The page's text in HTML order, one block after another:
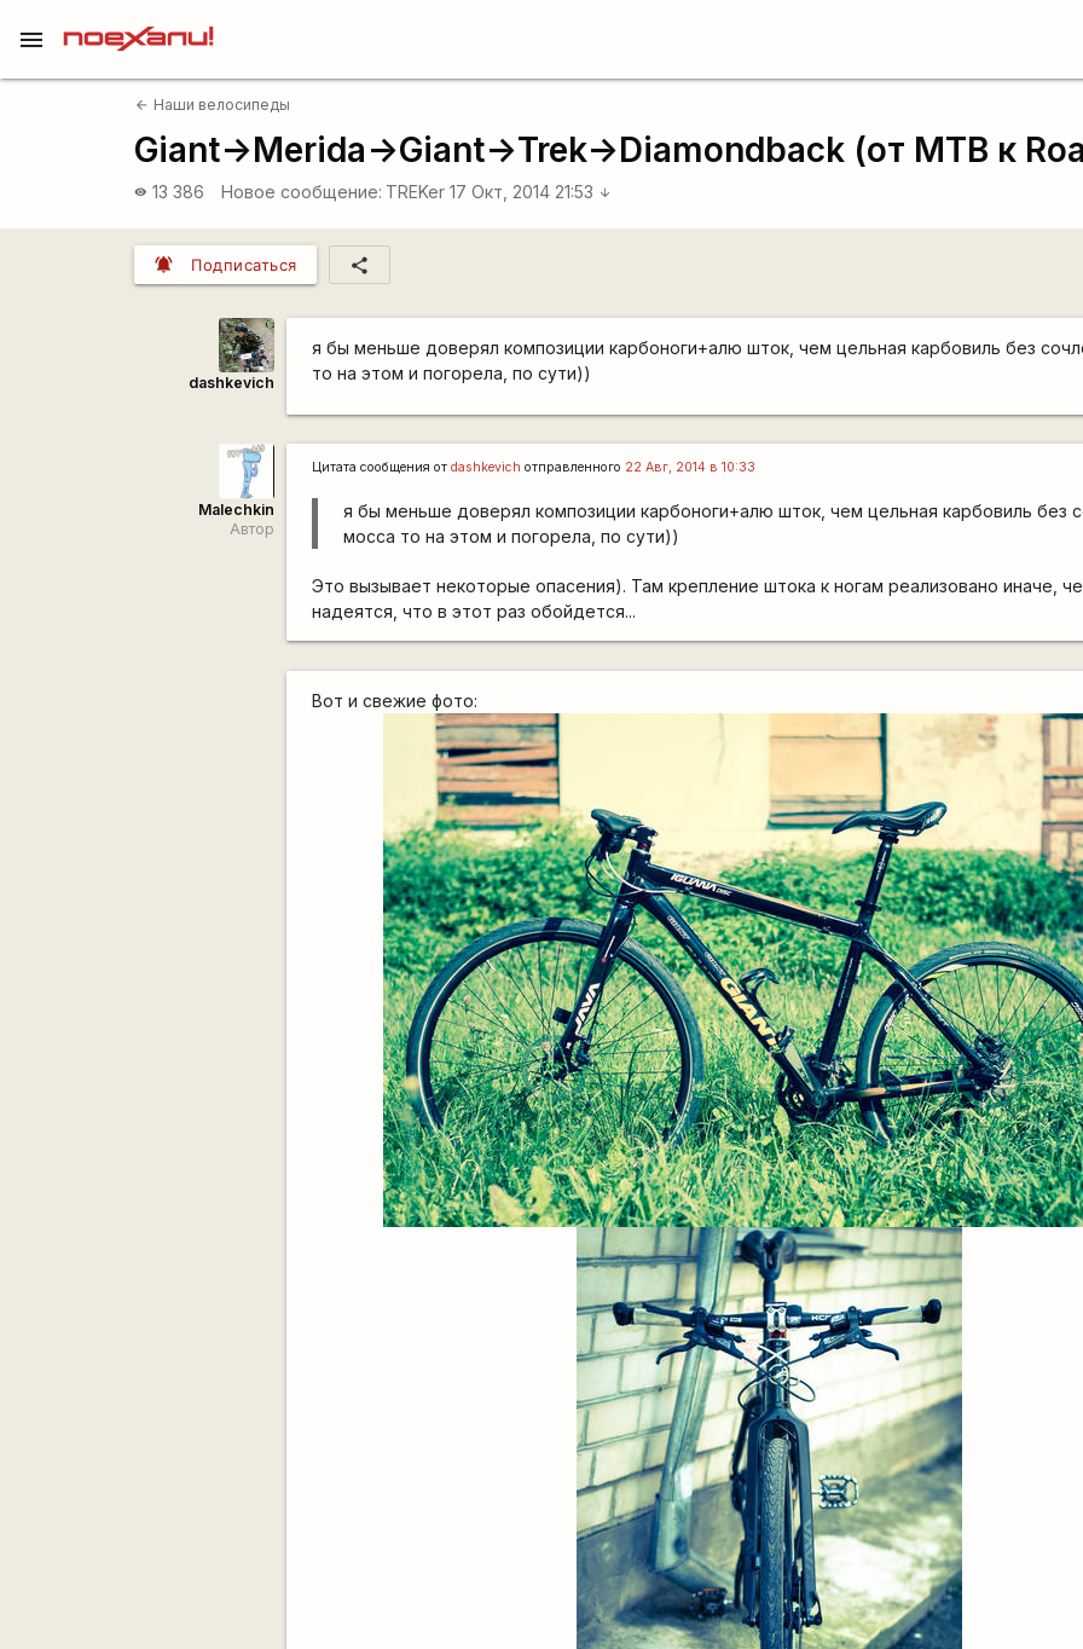
menu
arrow_back Наши велосипеды
Giant->Merida->Giant->Trek->Diamondback (от МTB к
visibility 13 386 Новое сообщение: TREKer 17 Окт, 2014 21:53 arrow_downward
notifications_active Подписаться share
dashkevich
я бы меньше доверял композиции карбоноги+алю шток, чем цельная карбовиль без
то на этом и погорела, по сути))
Malechkin
Автор
Цитата сообщения отdashkevich отправленного 22 Авг, 2014 в 10:33
я бы меньше доверял композиции карбоноги+алю шток, чем цельная карбовиль без
мосса то на этом и погорела, по сути))
Это вызывает некоторые опасения). Там крепление штока к ногам реализовано иначе,
надеятся, что в этот раз обойдется...
Вот и свежие фото: